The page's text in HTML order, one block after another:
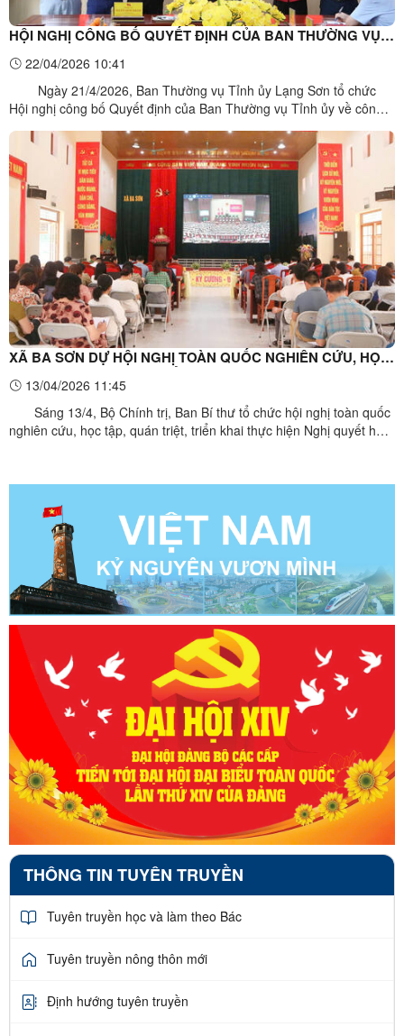
HỘI NGHỊ CÔNG BỐ QUYẾT ĐỊNH CỦA BAN THƯỜNG VỤ
TỈNH ỦY VỀ CÔNG TÁC CÁN BỘ TẠI XÃ BA SƠN
22/04/2026 10:41
Ngày 21/4/2026, Ban Thường vụ Tỉnh ủy Lạng Sơn tổ chức
Hội nghị công bố Quyết định của Ban Thường vụ Tỉnh ủy về công
của đồng chí Nguyễn Quốc Khánh - Ủy viên BTV Tỉnh ủy, Trưởng
BTG và Dân vận Tỉnh ủy Lạng Sơn; đồng chí ...
XÃ BA SƠN DỰ HỘI NGHỊ TOÀN QUỐC NGHIÊN CỨU, HỌC
TẬP, QUÁN TRIỆT VÀ TRIỂN KHAI THỰC HIỆN NGHỊ QUYẾT
HỘI NGHỊ LẦN THỨ HAI BAN CHẤP HÀNH TRUNG ƯƠNG
ĐẢNG KHOÁ XIV
13/04/2026 11:45
Sáng 13/4, Bộ Chính trị, Ban Bí thư tổ chức hội nghị toàn quốc
nghiên cứu, học tập, quán triệt, triển khai thực hiện Nghị quyết hội
điểm cầu trong cả nước, được ...
THÔNG TIN TUYÊN TRUYỀN
Tuyên truyền học và làm theo Bác
Tuyên truyền nông thôn mới
Định hướng tuyên truyền